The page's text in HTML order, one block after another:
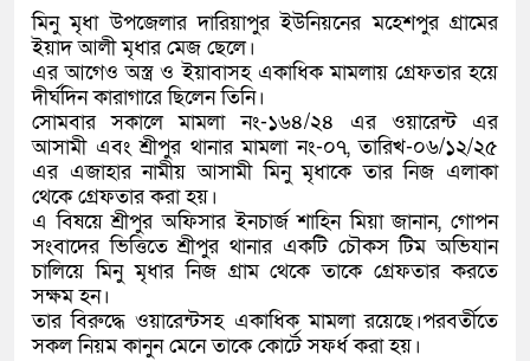
মিনু মৃধা উপজেলার দারিয়াপুর ইউনিয়নের মহেশপুর গ্রামের
ইয়াদ আলী মৃধার মেজ ছেলে।
এর আগেও অস্ত্র ও ইয়াবাসহ একাধিক মামলায় গ্রেফতার হয়ে
দীর্ঘদিন কারাগারে ছিলেন তিনি।
সোমবার সকালে মামলা নং-১৬৪/২৪ এর ওয়ারেন্ট এর
আসামী এবং শ্রীপুর থানার মামলা নং-০৭, তারিখ-০৬/১২/২৫
এর এজাহার নামীয় আসামী মিনু মৃধাকে তার নিজ এলাকা
থেকে গ্রেফতার করা হয়।
এ বিষয়ে শ্রীপুর অফিসার ইনচার্জ শাহিন মিয়া জানান, গোপন
সংবাদের ভিত্তিতে শ্রীপুর থানার একটি চৌকস টিম অভিযান
চালিয়ে মিনু মৃধার নিজ গ্রাম থেকে তাকে গ্রেফতার করতে
সক্ষম হন।
তার বিরুদ্ধে ওয়ারেন্টসহ একাধিক মামলা রয়েছে।পরবর্তীতে
সকল নিয়ম কানুন মেনে তাকে কোর্টে সফর্ধ করা হয়।